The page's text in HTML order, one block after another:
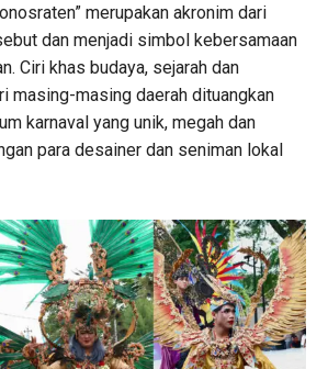
merupakan akronim dari
dan menjadi simbol kebersamaan
Ciri khas budaya, sejarah dan
masing-masing daerah dituangkan
karnaval yang unik, megah dan
para desainer dan seniman lokal